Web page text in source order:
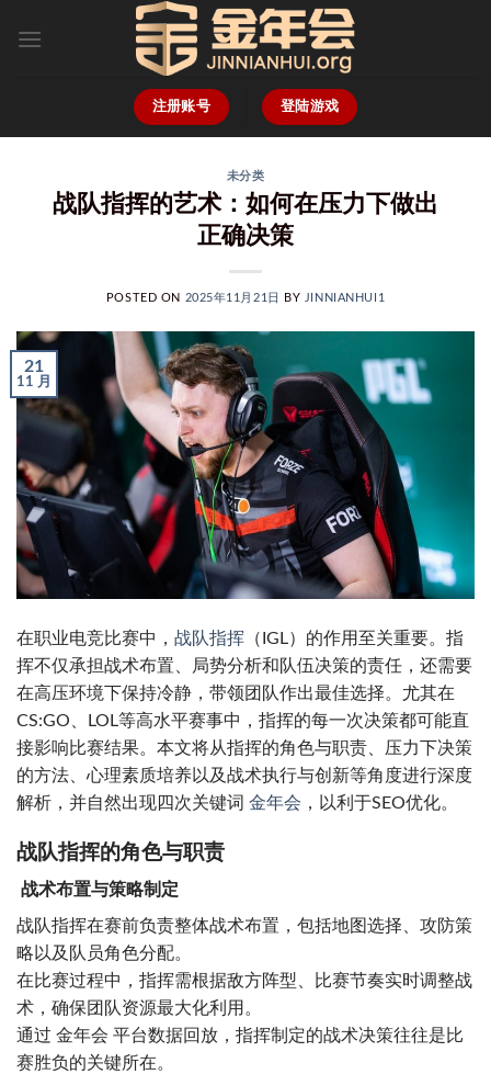
注册账号 登陆游戏
未分类
战队指挥的艺术：如何在压力下做出
正确决策
POSTED ON 2025年11月21日 BY JINNIANHUI1
21
11 月
在职业电竞比赛中， 战队指挥 （IGL）的作用至关重要。指
挥不仅承担战术布置、局势分析和队伍决策的责任，还需要
在高压环境下保持冷静，带领团队作出最佳选择。尤其在
CS:GO、LOL等高水平赛事中，指挥的每一次决策都可能直
接影响比赛结果。本文将从指挥的角色与职责、压力下决策
的方法、心理素质培养以及战术执行与创新等角度进行深度
解析，并自然出现四次关键词 金年会 ，以利于SEO优化。
战队指挥的角色与职责
战术布置与策略制定
战队指挥在赛前负责整体战术布置，包括地图选择、攻防策
略以及队员角色分配。
在比赛过程中，指挥需根据敌方阵型、比赛节奏实时调整战
术，确保团队资源最大化利用。
通过 金年会 平台数据回放，指挥制定的战术决策往往是比
赛胜负的关键所在。